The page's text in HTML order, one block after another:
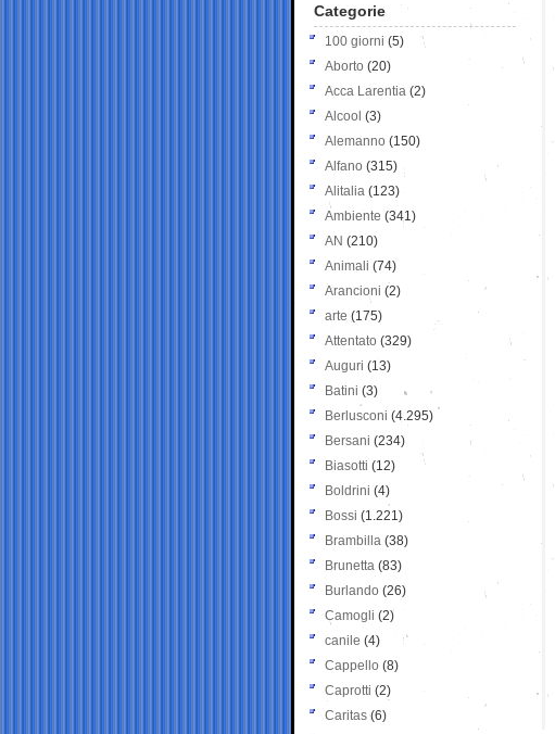
Categorie
100 giorni (5)
Aborto (20)
Acca Larentia (2)
Alcool (3)
Alemanno (150)
Alfano (315)
Alitalia (123)
Ambiente (341)
AN (210)
Animali (74)
Arancioni (2)
arte (175)
Attentato (329)
Auguri (13)
Batini (3)
Berlusconi (4.295)
Bersani (234)
Biasotti (12)
Boldrini (4)
Bossi (1.221)
Brambilla (38)
Brunetta (83)
Burlando (26)
Camogli (2)
canile (4)
Cappello (8)
Caprotti (2)
Caritas (6)